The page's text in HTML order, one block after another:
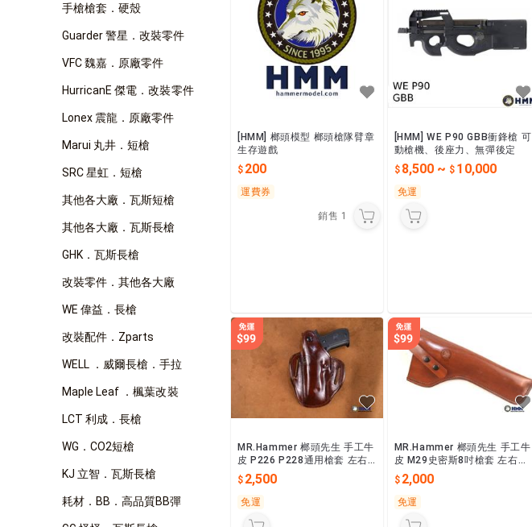
手槍槍套．硬殼
Guarder 警星．改裝零件
VFC 魏嘉．原廠零件
HurricanE 傑電．改裝零件
Lonex 震龍．原廠零件
Marui 丸井．短槍
SRC 星虹．短槍
其他各大廠．瓦斯短槍
其他各大廠．瓦斯長槍
GHK．瓦斯長槍
改裝零件．其他各大廠
WE 偉益．長槍
改裝配件．Zparts
WELL ．威爾長槍．手拉
Maple Leaf ．楓葉改裝
LCT 利成．長槍
WG．CO2短槍
KJ 立智．瓦斯長槍
耗材．BB．高品質BB彈
[HMM] 榔頭模型 榔頭槍隊臂章
生存遊戲
200
運費券
銷售 1
[HMM] WE P90 GBB衝鋒槍 可
動槍機、後座力、無彈後定
8,500 ~ 10,000
免運
MR.Hammer 榔頭先生 手工牛
皮 P226 P228通用槍套 左右
手皆可客製 不含槍
2,500
免運
MR.Hammer 榔頭先生 手工牛
皮 M29史密斯8吋槍套 左右手
皆可客製 不含槍
2,000
免運